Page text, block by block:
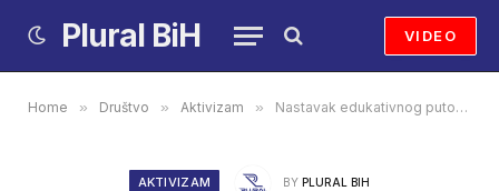
Plural BiH VIDEO
Home » Društvo » Aktivizam » Nastavak edukativnog putovanja kroz svijet ekološke mode
AKTIVIZAM BY PLURAL BIH